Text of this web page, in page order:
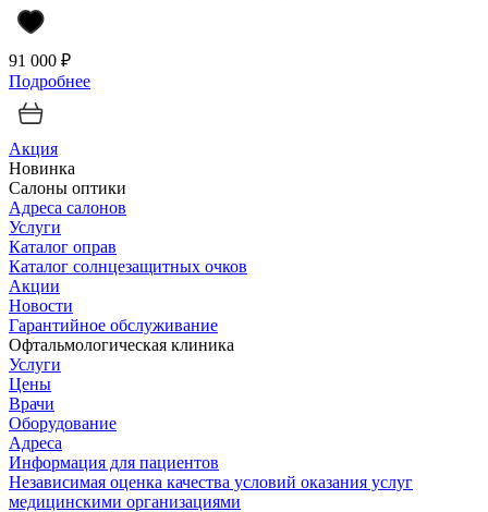
91 000 ₽
Подробнее
Акция
Новинка
Салоны оптики
Адреса салонов
Услуги
Каталог оправ
Каталог солнцезащитных очков
Акции
Новости
Гарантийное обслуживание
Офтальмологическая клиника
Услуги
Цены
Врачи
Оборудование
Адреса
Информация для пациентов
Независимая оценка качества условий оказания услуг
медицинскими организациями